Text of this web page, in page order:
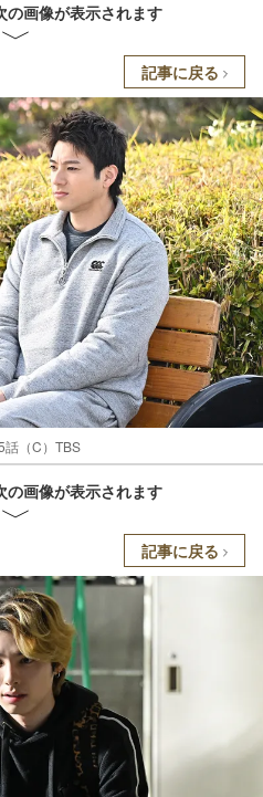
の画像が表示されます
記事に戻る
話（C）TBS
の画像が表示されます
記事に戻る